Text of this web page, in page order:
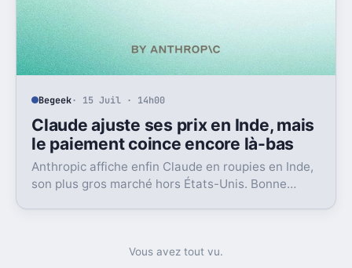
Begeek· 15 Juil · 14h00
Claude ajuste ses prix en Inde, mais
le paiement coince encore là-bas
Anthropic affiche enfin Claude en roupies en Inde,
son plus gros marché hors États-Unis. Bonne
Vous avez tout vu.